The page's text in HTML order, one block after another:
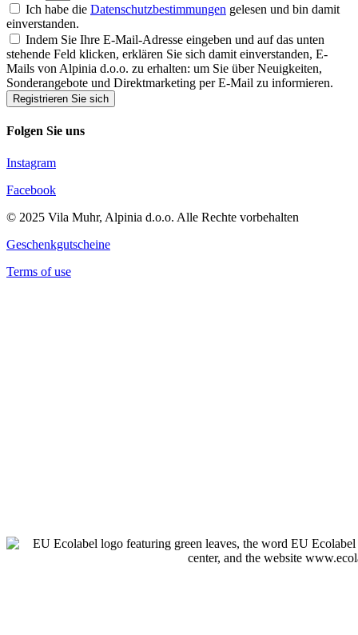
Ich habe die Datenschutzbestimmungen gelesen und bin damit
einverstanden.
Indem Sie Ihre E-Mail-Adresse eingeben und auf das unten
stehende Feld klicken, erklären Sie sich damit einverstanden, E-
Mails von Alpinia d.o.o. zu erhalten: um Sie über Neuigkeiten,
Sonderangebote und Direktmarketing per E-Mail zu informieren.
Registrieren Sie sich
Folgen Sie uns
Instagram
Facebook
© 2025 Vila Muhr, Alpinia d.o.o. Alle Rechte vorbehalten
Geschenkgutscheine
Terms of use